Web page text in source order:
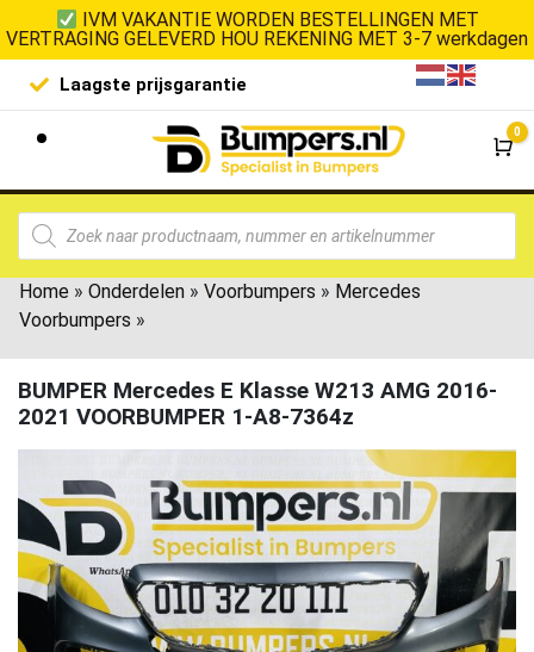
IVM VAKANTIE WORDEN BESTELLINGEN MET
VERTRAGING GELEVERD HOU REKENING MET 3-7 werkdagen
Laagste prijsgarantie De
0
Home » Onderdelen » Voorbumpers » Mercedes
Voorbumpers »
BUMPER Mercedes E Klasse W213 AMG 2016-
2021 VOORBUMPER 1-A8-7364z